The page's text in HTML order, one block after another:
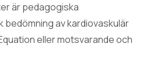
är pedagogiska
av kardiovaskulär
eller motsvarande och